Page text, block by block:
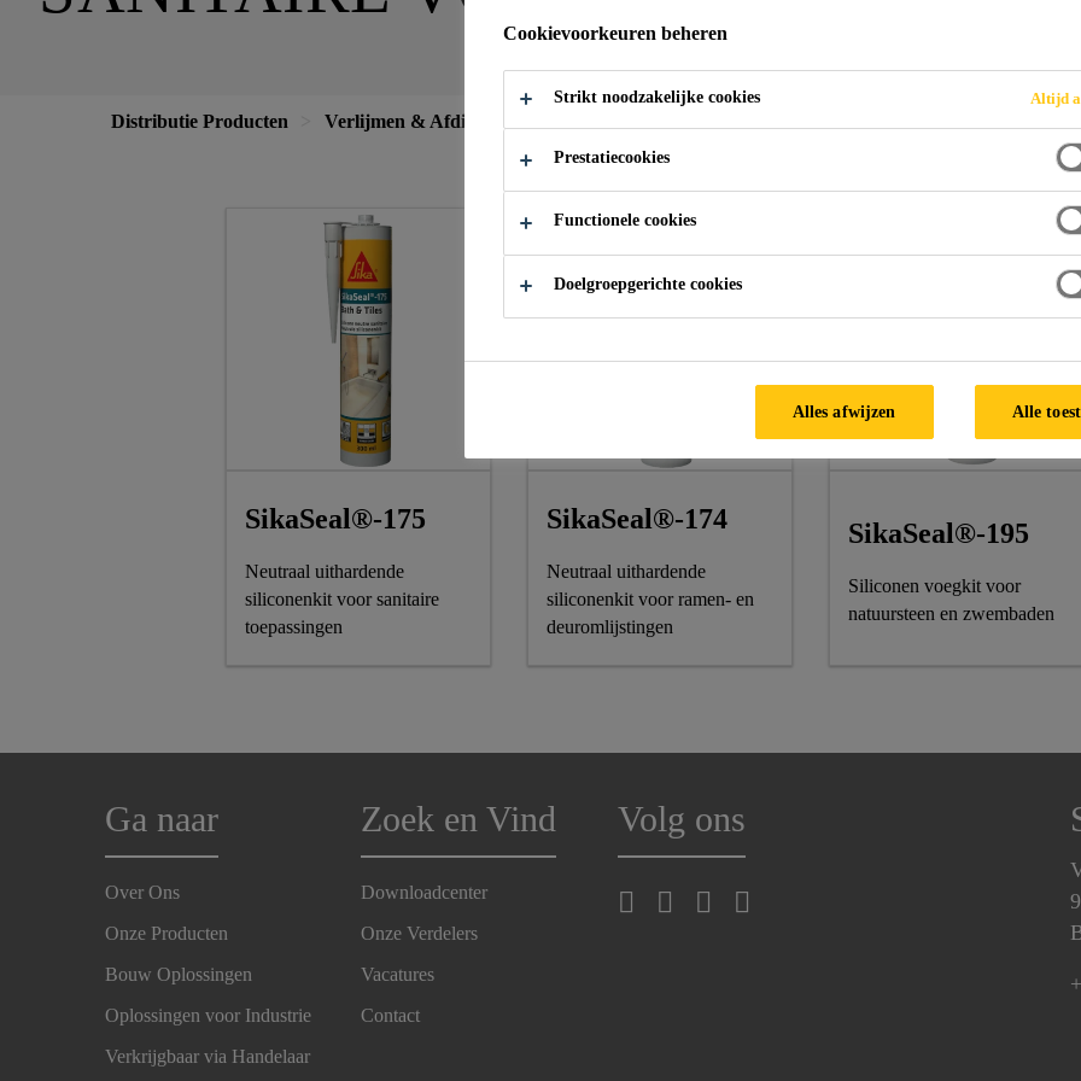
Distributie Producten Verlijmen & Afdichten
SikaSeal®-175
Neutraal uithardende
siliconenkit voor sanitaire
toepassingen
SikaSeal®-174
Neutraal uithardende
siliconenkit voor ramen- en
deuromlijstingen
SikaSeal®-195
Siliconen voegkit voor
natuursteen en zwembaden
Ga naar
Over Ons
Onze Producten
Bouw Oplossingen
Oplossingen voor Industrie
Verkrijgbaar via Handelaar
Zoek en Vind
Downloadcenter
Onze Verdelers
Vacatures
Contact
Volg ons
Cookievoorkeuren beheren
Strikt noodzakelijke cookies Altijd
Prestatiecookies
Functionele cookies
Doelgroepgerichte cookies
Alles afwijzen Alle